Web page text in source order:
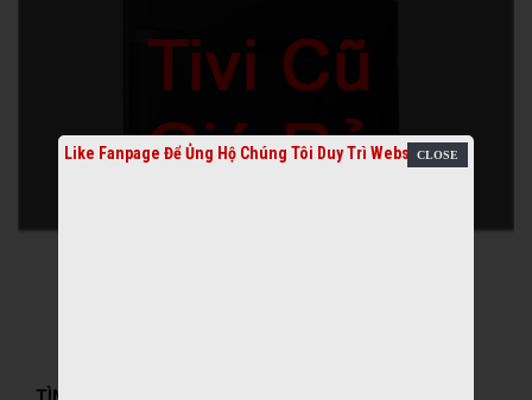
Like Fanpage Để Ủng Hộ Chúng Tôi Duy Trì Website